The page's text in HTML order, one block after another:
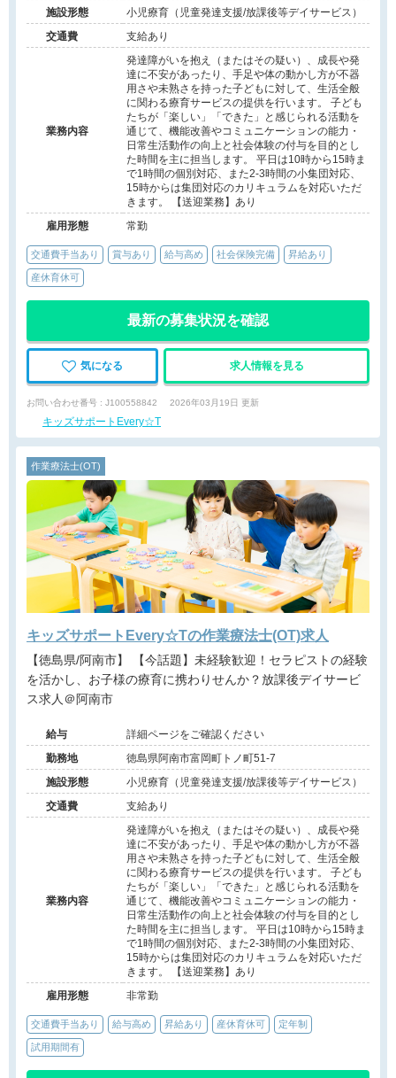
施設形態
小児療育（児童発達支援/放課後等デイサービス）
交通費
支給あり
業務内容
発達障がいを抱え（またはその疑い）、成長や発
達に不安があったり、手足や体の動かし方が不器
用さや未熟さを持った子どもに対して、生活全般
に関わる療育サービスの提供を行います。 子ども
たちが「楽しい」「できた」と感じられる活動を
通じて、機能改善やコミュニケーションの能力・
日常生活動作の向上と社会体験の付与を目的とし
た時間を主に担当します。 平日は10時から15時ま
で1時間の個別対応、また2-3時間の小集団対応、
15時からは集団対応のカリキュラムを対応いただ
きます。 【送迎業務】あり
雇用形態
常勤
交通費手当あり 賞与あり 給与高め 社会保険完備 昇給あり
産休育休可
最新の募集状況を確認
気になる 求人情報を見る
お問い合わせ番号 : J100558842 2026年03月19日 更新
キッズサポートEvery☆T
作業療法士(OT)
キッズサポートEvery☆Tの作業療法士(OT)求人
【徳島県/阿南市】 【今話題】未経験歓迎！セラピストの経験
を活かし、お子様の療育に携わりせんか？放課後デイサービ
ス求人＠阿南市
給与
詳細ページをご確認ください
勤務地
徳島県阿南市富岡町トノ町51-7
施設形態
小児療育（児童発達支援/放課後等デイサービス）
交通費
支給あり
業務内容
発達障がいを抱え（またはその疑い）、成長や発
達に不安があったり、手足や体の動かし方が不器
用さや未熟さを持った子どもに対して、生活全般
に関わる療育サービスの提供を行います。 子ども
たちが「楽しい」「できた」と感じられる活動を
通じて、機能改善やコミュニケーションの能力・
日常生活動作の向上と社会体験の付与を目的とし
た時間を主に担当します。 平日は10時から15時ま
で1時間の個別対応、また2-3時間の小集団対応、
15時からは集団対応のカリキュラムを対応いただ
きます。 【送迎業務】あり
雇用形態
非常勤
交通費手当あり 給与高め 昇給あり 産休育休可 定年制
試用期間有